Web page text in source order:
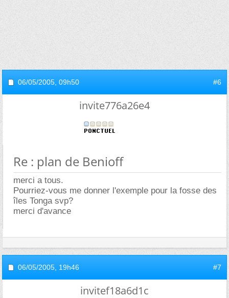
06/05/2005, 09h50 #6
invite776a26e4
Re : plan de Benioff
merci a tous.
Pourriez-vous me donner l'exemple pour la fosse des
îles Tonga svp?
merci d'avance
06/05/2005, 19h46 #7
invitef18a6d1c